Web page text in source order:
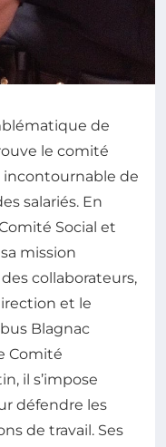
de
le comité
incontournable de
salariés. En
Social et
mission
collaborateurs,
et le
Blagnac
Comité
il s’impose
défendre les
de travail. Ses